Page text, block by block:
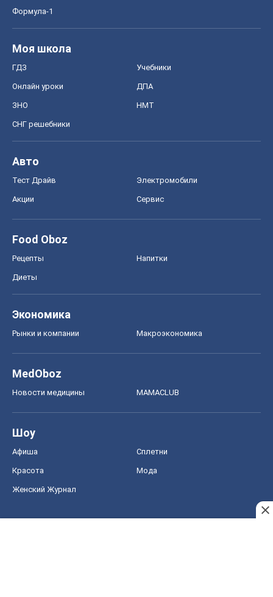
Формула-1
Моя школа
ГДЗ Учебники
Онлайн уроки ДПА
ЗНО НМТ
СНГ решебники
Авто
Тест Драйв Электромобили
Акции Сервис
Food Oboz
Рецепты Напитки
Диеты
Экономика
Рынки и компании Mакроэкономика
MedOboz
Новости медицины MAMACLUB
Шоу
Афиша Сплетни
Красота Мода
Женский Журнал